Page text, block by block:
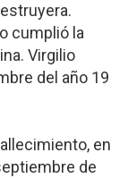
cumplió la
Virgilio
del año 19
en
de